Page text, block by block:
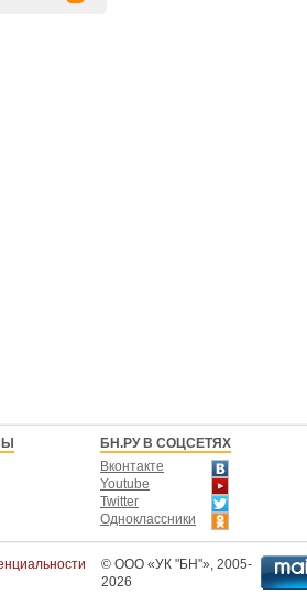
БН.РУ В СОЦСЕТЯХ
Вконтакте
Youtube
Twitter
Одноклассники
© ООО «УК "БН"» , 2005-
2026